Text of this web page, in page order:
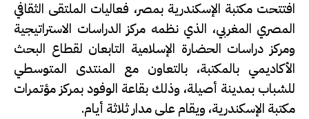
افتتحت مكتبة الإسكندرية بمصر، فعاليات الملتقى الثقافي
المصري المغربي، الذي نظمه مركز الدراسات الاستراتيجية
ومركز دراسات الحضارة الإسلامية التابعان لقطاع البحث
الأكاديمي بالمكتبة، بالتعاون مع المنتدى المتوسطي
للشباب بمدينة أصيلة، وذلك بقاعة الوفود بمركز مؤتمرات
مكتبة الإسكندرية، ويقام على مدار ثلاثة أيام.